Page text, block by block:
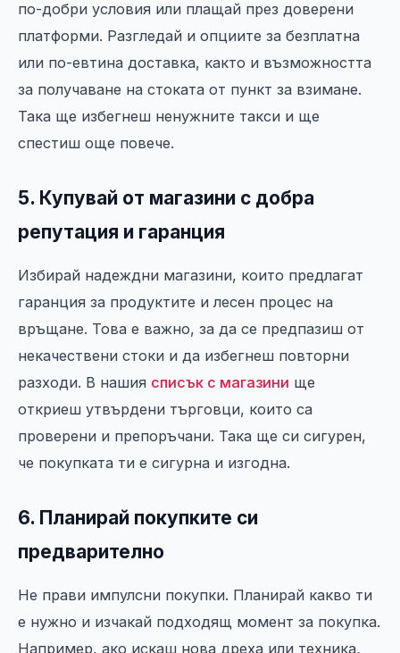
по-добри условия или плащай през доверени
платформи. Разгледай и опциите за безплатна
или по-евтина доставка, както и възможността
за получаване на стоката от пункт за взимане.
Така ще избегнеш ненужните такси и ще
спестиш още повече.
5. Купувай от магазини с добра
репутация и гаранция
Избирай надеждни магазини, които предлагат
гаранция за продуктите и лесен процес на
връщане. Това е важно, за да се предпазиш от
некачествени стоки и да избегнеш повторни
разходи. В нашия списък с магазини ще
откриеш утвърдени търговци, които са
проверени и препоръчани. Така ще си сигурен,
че покупката ти е сигурна и изгодна.
6. Планирай покупките си
предварително
Не прави импулсни покупки. Планирай какво ти
е нужно и изчакай подходящ момент за покупка.
Например, ако искаш нова дреха или техника,